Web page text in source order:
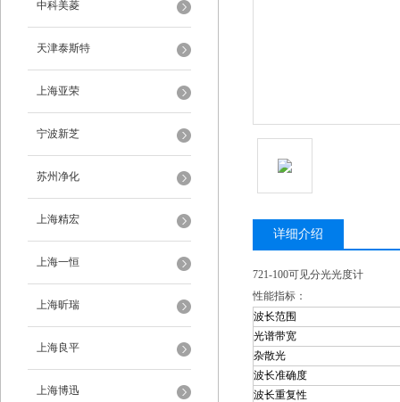
中科美菱
天津泰斯特
上海亚荣
宁波新芝
苏州净化
上海精宏
上海一恒
上海昕瑞
上海良平
上海博迅
详细介绍
721-100可见分光光度计
性能指标：
波长范围
光谱带宽
杂散光
波长准确度
波长重复性